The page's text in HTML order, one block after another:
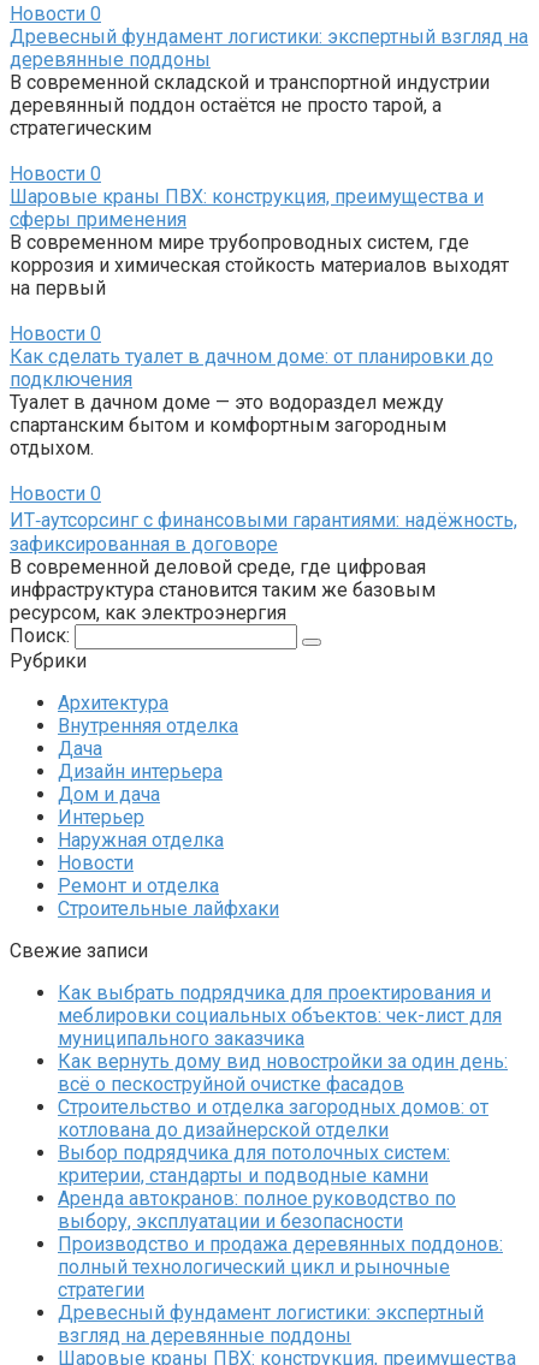
Новости 0
Древесный фундамент логистики: экспертный взгляд на
деревянные поддоны
В современной складской и транспортной индустрии
деревянный поддон остаётся не просто тарой, а
стратегическим
Новости 0
Шаровые краны ПВХ: конструкция, преимущества и
сферы применения
В современном мире трубопроводных систем, где
коррозия и химическая стойкость материалов выходят
на первый
Новости 0
Как сделать туалет в дачном доме: от планировки до
подключения
Туалет в дачном доме — это водораздел между
спартанским бытом и комфортным загородным
отдыхом.
Новости 0
ИТ‑аутсорсинг с финансовыми гарантиями: надёжность,
зафиксированная в договоре
В современной деловой среде, где цифровая
инфраструктура становится таким же базовым
ресурсом, как электроэнергия
Поиск:
Рубрики
Архитектура
Внутренняя отделка
Дача
Дизайн интерьера
Дом и дача
Интерьер
Наружная отделка
Новости
Ремонт и отделка
Строительные лайфхаки
Свежие записи
Как выбрать подрядчика для проектирования и
меблировки социальных объектов: чек-лист для
муниципального заказчика
Как вернуть дому вид новостройки за один день:
всё о пескоструйной очистке фасадов
Строительство и отделка загородных домов: от
котлована до дизайнерской отделки
Выбор подрядчика для потолочных систем:
критерии, стандарты и подводные камни
Аренда автокранов: полное руководство по
выбору, эксплуатации и безопасности
Производство и продажа деревянных поддонов:
полный технологический цикл и рыночные
стратегии
Древесный фундамент логистики: экспертный
взгляд на деревянные поддоны
Шаровые краны ПВХ: конструкция, преимущества